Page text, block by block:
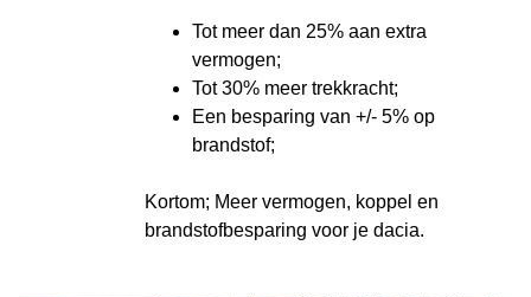
Tot meer dan 25% aan extra
vermogen;
Tot 30% meer trekkracht;
Een besparing van +/- 5% op
brandstof;
Kortom; Meer vermogen, koppel en
brandstofbesparing voor je dacia.